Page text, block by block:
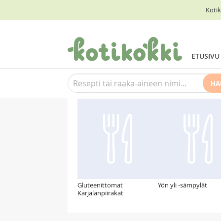
ETUSIVU
Suosittelemme myös
Gluteenittomat
Karjalanpiirakat
Yön yli -sämpylät